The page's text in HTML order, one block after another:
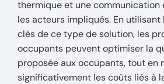
thermique et une communication
les acteurs impliqués. En
clés de ce type de solution, les
occupants peuvent optimiser la
proposée aux occupants, tout en
significativement les coûts liés à